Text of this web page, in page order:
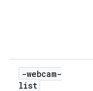
-webcam-
list